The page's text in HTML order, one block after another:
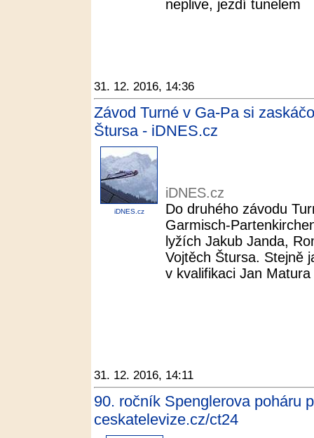
neplive, jezdí tunelem
31. 12. 2016, 14:36
Závod Turné v Ga-Pa si
Štursa - iDNES.cz
iDNES.cz
iDNES.cz
Do druhého závodu
Garmisch-
lyžích Jakub Janda,
Vojtěch Štursa. Stejně
v kvalifikaci Jan
31. 12. 2016, 14:11
90. ročník Spenglerova poháru
ceskatelevize.cz/ct24